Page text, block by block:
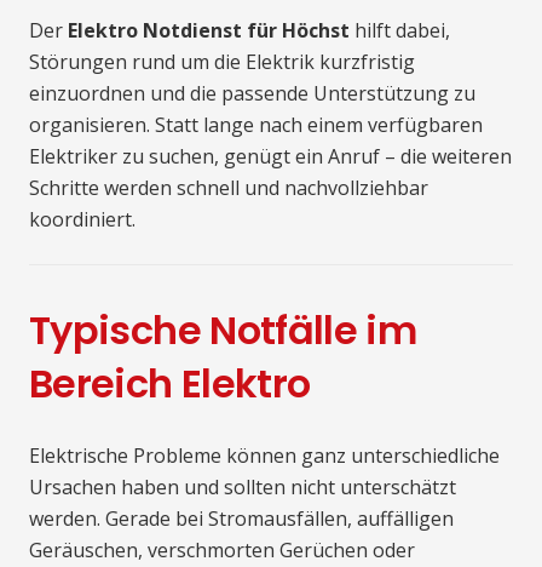
Der Elektro Notdienst für Höchst hilft dabei,
Störungen rund um die Elektrik kurzfristig
einzuordnen und die passende Unterstützung zu
organisieren. Statt lange nach einem verfügbaren
Elektriker zu suchen, genügt ein Anruf – die weiteren
Schritte werden schnell und nachvollziehbar
koordiniert.
Typische Notfälle im
Bereich Elektro
Elektrische Probleme können ganz unterschiedliche
Ursachen haben und sollten nicht unterschätzt
werden. Gerade bei Stromausfällen, auffälligen
Geräuschen, verschmorten Gerüchen oder